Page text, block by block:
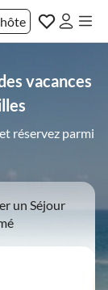
vacances
réservez parmi
un Séjour